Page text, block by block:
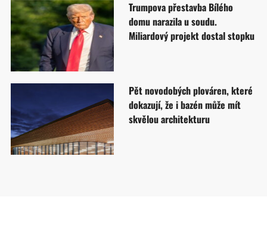
Trumpova přestavba Bílého
domu narazila u soudu.
Miliardový projekt dostal stopku
Pět novodobých plováren, které
dokazují, že i bazén může mít
skvělou architekturu